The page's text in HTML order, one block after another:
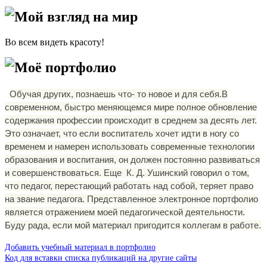
Мой взгляд на мир
Во всем видеть красоту!
Моё портфолио
Обучая других, познаешь что- то новое и для себя.В
современном, быстро меняющемся мире полное обновление
содержания профессии происходит в среднем за десять лет.
Это означает, что если воспитатель хочет идти в ногу со
временем и намерен использовать современные технологии
образования и воспитания, он должен постоянно развиваться
и совершенствоваться. Еще К. Д. Ушинский говорил о том,
что педагог, перестающий работать над собой, теряет право
на звание педагога. Представленное электронное портфолио
является отражением моей педагогической деятельности.
Буду рада, если мой материал пригодится коллегам в работе.
Добавить учебный материал в портфолио
Код для вставки списка публикаций на другие сайты